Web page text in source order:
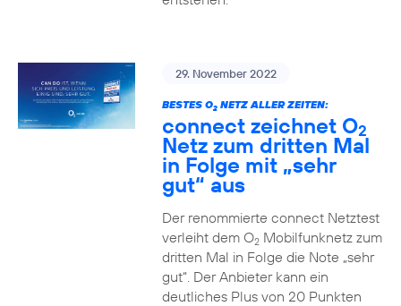
29. November 2022
BESTES O2NETZ ALLER ZEITEN:
connect zeichnet O2
Netz zum dritten Mal
in Folge mit „sehr
gut“ aus
Der renommierte connect Netztest
verleiht dem O2Mobilfunknetz zum
dritten Mal in Folge die Note „sehr
gut“. Der Anbieter kann ein
deutliches Plus von 20 Punkten